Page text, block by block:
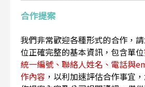
合作提案
我們非常歡迎各種形式的合作，
位正確完整的基本資訊，包含單位
統一編號、聯絡人姓名、電話與
作內容 ，以利加速評估合作事宜